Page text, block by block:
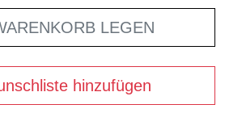
LEGEN
hinzufügen